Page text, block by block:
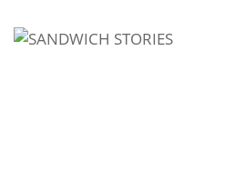
I'm looking for